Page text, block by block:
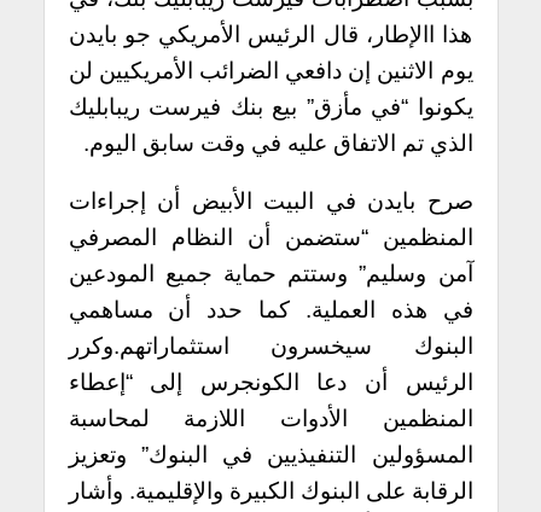
هذا االإطار، قال الرئيس الأمريكي جو بايدن
يوم الاثنين إن دافعي الضرائب الأمريكيين لن
يكونوا “في مأزق” بيع بنك فيرست ريبابليك
الذي تم الاتفاق عليه في وقت سابق اليوم.
صرح بايدن في البيت الأبيض أن إجراءات
المنظمين “ستضمن أن النظام المصرفي
آمن وسليم” وستتم حماية جميع المودعين
في هذه العملية. كما حدد أن مساهمي
البنوك سيخسرون استثماراتهم.وكرر
الرئيس أن دعا الكونجرس إلى “إعطاء
المنظمين الأدوات اللازمة لمحاسبة
المسؤولين التنفيذيين في البنوك” وتعزيز
الرقابة على البنوك الكبيرة والإقليمية. وأشار